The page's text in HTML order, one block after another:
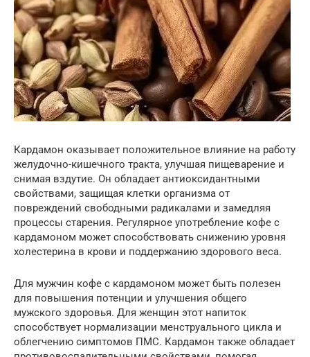
Кардамон оказывает положительное влияние на работу
желудочно-кишечного тракта, улучшая пищеварение и
снимая вздутие. Он обладает антиоксидантными
свойствами, защищая клетки организма от
повреждений свободными радикалами и замедляя
процессы старения. Регулярное употребление кофе с
кардамоном может способствовать снижению уровня
холестерина в крови и поддержанию здорового веса.
Для мужчин кофе с кардамоном может быть полезен
для повышения потенции и улучшения общего
мужского здоровья. Для женщин этот напиток
способствует нормализации менструального цикла и
облегчению симптомов ПМС. Кардамон также обладает